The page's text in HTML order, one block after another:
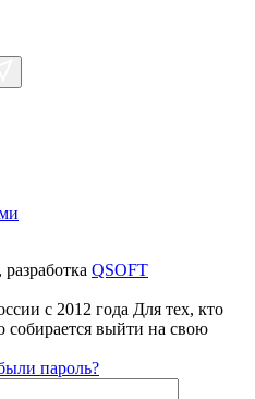
, разработка QSOFT
с 2012 года Для тех, кто
собирается выйти на свою
пароль?